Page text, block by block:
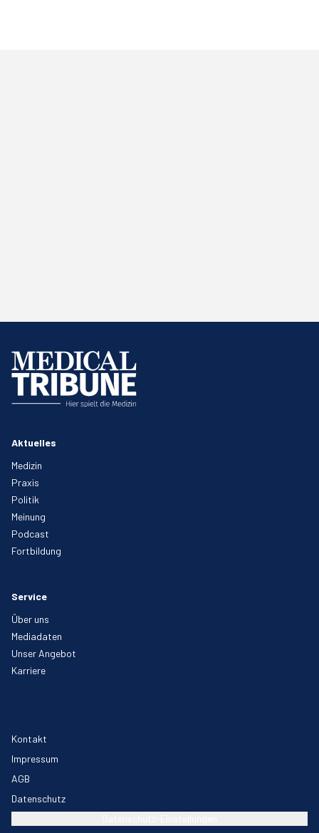
Aktuelles
Medizin
Praxis
Politik
Meinung
Podcast
Fortbildung
Service
Über uns
Mediadaten
Unser Angebot
Karriere
Kontakt
Impressum
AGB
Datenschutz